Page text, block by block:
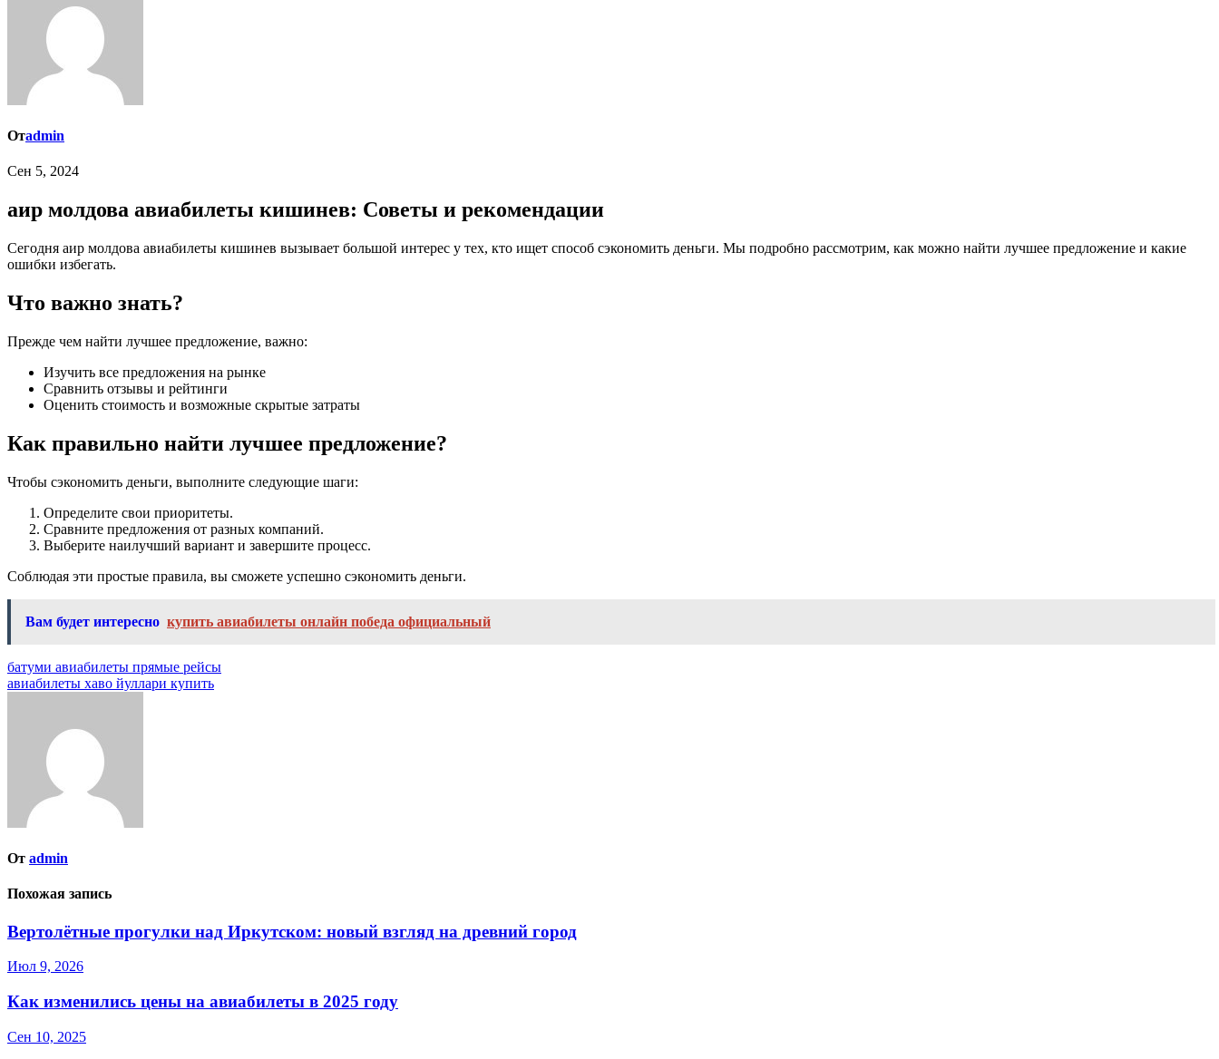
Отadmin
Сен 5, 2024
аир молдова авиабилеты кишинев: Советы и рекомендации
Сегодня аир молдова авиабилеты кишинев вызывает большой интерес у тех, кто ищет способ сэкономить деньги. Мы подробно рассмотрим, как можно найти лучшее предложение и какие
ошибки избегать.
Что важно знать?
Прежде чем найти лучшее предложение, важно:
Изучить все предложения на рынке
Сравнить отзывы и рейтинги
Оценить стоимость и возможные скрытые затраты
Как правильно найти лучшее предложение?
Чтобы сэкономить деньги, выполните следующие шаги:
Определите свои приоритеты.
Сравните предложения от разных компаний.
Выберите наилучший вариант и завершите процесс.
Соблюдая эти простые правила, вы сможете успешно сэкономить деньги.
Вам будет интересно купить авиабилеты онлайн победа официальный
Навигация
по
батуми авиабилеты прямые рейсы
авиабилеты хаво йуллари купить
От admin
Похожая запись
Вертолётные прогулки над Иркутском: новый взгляд на древний город
Июл 9, 2026
Как изменились цены на авиабилеты в 2025 году
Сен 10, 2025